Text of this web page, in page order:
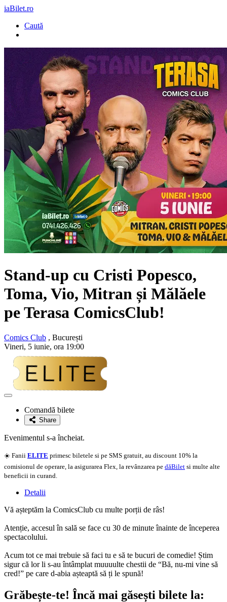
iaBilet.ro
Caută
Stand-up cu Cristi Popesco,
Toma, Vio, Mitran și Mălăele
pe Terasa ComicsClub!
Comics Club , București
Vineri, 5 iunie, ora 19:00
Adaugă
favoriteComandă bilete
Share
Evenimentul s-a încheiat.
☀️ Fanii ELITE primesc biletele si pe SMS gratuit, au discount 10% la
comisionul de operare, la asigurarea Flex, la revânzarea pe dăBilet si multe alte
beneficii in curand.
Detalii
Vă așteptăm la ComicsClub cu multe porții de râs!
Atenție, accesul în sală se face cu 30 de minute înainte de începerea
spectacolului.
Acum tot ce mai trebuie să faci tu e să te bucuri de comedie! Știm
sigur că lor li s-au întâmplat muuuulte chestii de “Bă, nu-mi vine să
cred!” pe care d-abia așteaptă să ți le spună!
Grăbește-te! Încă mai găsești bilete la: